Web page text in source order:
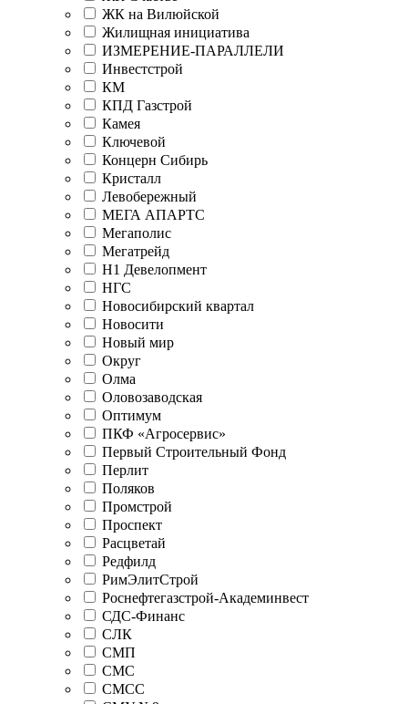
ЖК на Вилюйской
Жилищная инициатива
ИЗМЕРЕНИЕ-ПАРАЛЛЕЛИ
Инвестстрой
КМ
КПД Газстрой
Камея
Ключевой
Концерн Сибирь
Кристалл
Левобережный
МЕГА АПАРТС
Мегаполис
Мегатрейд
Н1 Девелопмент
НГС
Новосибирский квартал
Новосити
Новый мир
Округ
Олма
Оловозаводская
Оптимум
ПКФ «Агросервис»
Первый Строительный Фонд
Перлит
Поляков
Промстрой
Проспект
Расцветай
Редфилд
РимЭлитСтрой
Роснефтегазстрой-Академинвест
СДС-Финанс
СЛК
СМП
СМС
СМСС